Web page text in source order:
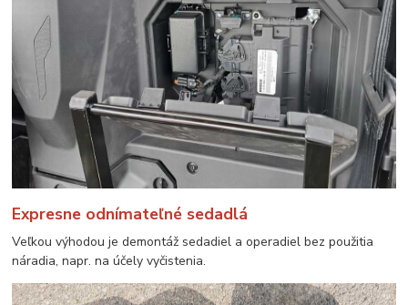
Expresne odnímateľné sedadlá
Veľkou výhodou je demontáž sedadiel a operadiel bez použitia
náradia, napr. na účely vyčistenia.